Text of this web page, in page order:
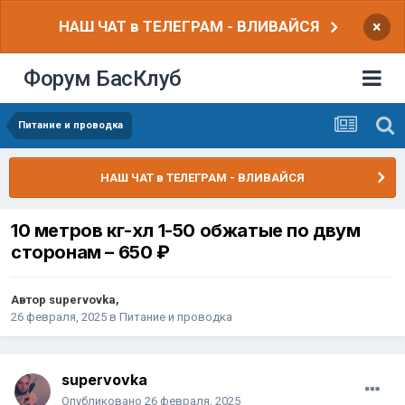
НАШ ЧАТ в ТЕЛЕГРАМ - ВЛИВАЙСЯ ×
Форум БасКлуб
Питание и проводка
НАШ ЧАТ в ТЕЛЕГРАМ - ВЛИВАЙСЯ
10 метров кг-хл 1-50 обжатые по двум
сторонам – 650 ₽
Автор supervovka,
26 февраля, 2025 в Питание и проводка
supervovka
Опубликовано 26 февраля, 2025